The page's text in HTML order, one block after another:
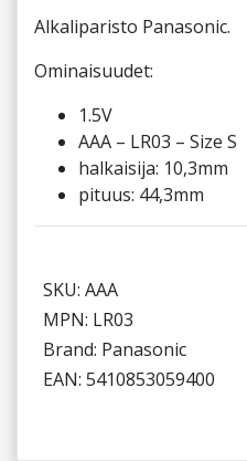
Alkaliparisto Panasonic.
Ominaisuudet:
1.5V
AAA – LR03 – Size S
halkaisija: 10,3mm
pituus: 44,3mm
SKU: AAA
MPN: LR03
Brand: Panasonic
EAN: 5410853059400